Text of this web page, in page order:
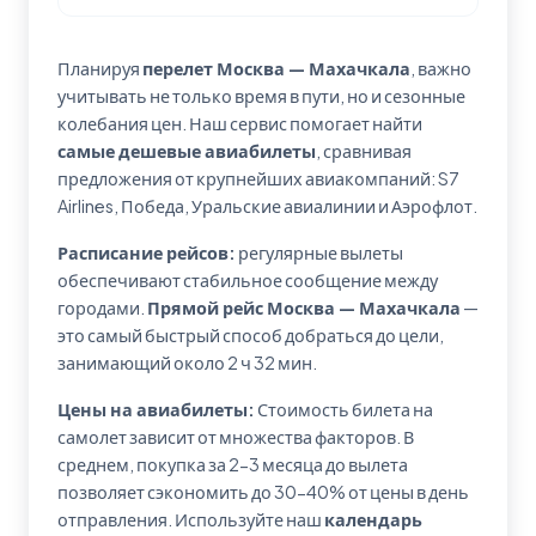
Планируя перелет Москва — Махачкала , важно
учитывать не только время в пути, но и сезонные
колебания цен. Наш сервис помогает найти
самые дешевые авиабилеты , сравнивая
предложения от крупнейших авиакомпаний: S7
Airlines, Победа, Уральские авиалинии и Аэрофлот.
Расписание рейсов: регулярные вылеты
обеспечивают стабильное сообщение между
городами. Прямой рейс Москва — Махачкала —
это самый быстрый способ добраться до цели,
занимающий около 2 ч 32 мин.
Цены на авиабилеты: Стоимость билета на
самолет зависит от множества факторов. В
среднем, покупка за 2-3 месяца до вылета
позволяет сэкономить до 30-40% от цены в день
отправления. Используйте наш календарь